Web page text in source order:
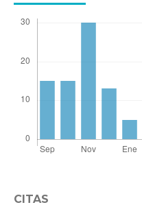
CITAS